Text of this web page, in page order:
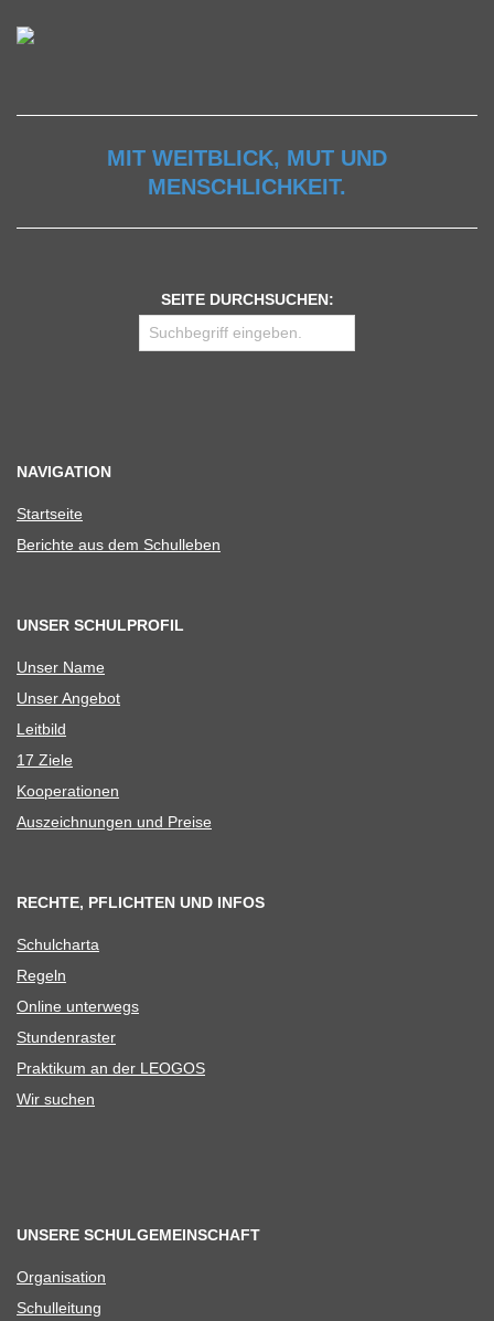
MIT WEITBLICK, MUT UND
MENSCHLICHKEIT.
SEITE DURCHSUCHEN:
NAVIGATION
Start­seite
Berichte aus dem Schulleben
UNSER SCHULPROFIL
Unser Name
Unser Ange­bot
Leit­bild
17 Ziele
Koope­ra­tio­nen
Aus­zeich­nun­gen und Preise
RECHTE, PFLICHTEN UND INFOS
Schul­charta
Regeln
Online unter­wegs
Stun­den­ras­ter
Prak­ti­kum an der LEOGOS
Wir suchen
UNSERE SCHULGEMEINSCHAFT
Orga­ni­sa­tion
Schul­lei­tung